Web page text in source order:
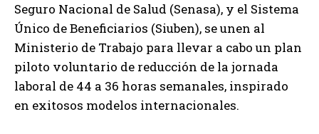
Seguro Nacional de Salud (Senasa), y el Sistema
Único de Beneficiarios (Siuben), se unen al
Ministerio de Trabajo para llevar a cabo un plan
piloto voluntario de reducción de la jornada
laboral de 44 a 36 horas semanales, inspirado
en exitosos modelos internacionales.